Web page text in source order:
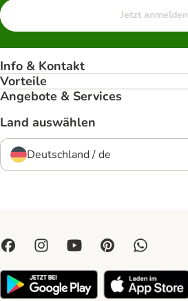
Jetzt anmelden
Info & Kontakt
Vorteile
Angebote & Services
Land auswählen
Deutschland / de